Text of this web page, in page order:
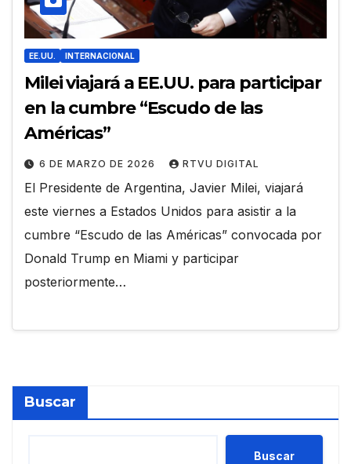
EE.UU. INTERNACIONAL
Milei viajará a EE.UU. para participar
en la cumbre “Escudo de las
Américas”
6 DE MARZO DE 2026 RTVU DIGITAL
El Presidente de Argentina, Javier Milei, viajará
este viernes a Estados Unidos para asistir a la
cumbre “Escudo de las Américas” convocada por
Donald Trump en Miami y participar
posteriormente…
Buscar
Buscar